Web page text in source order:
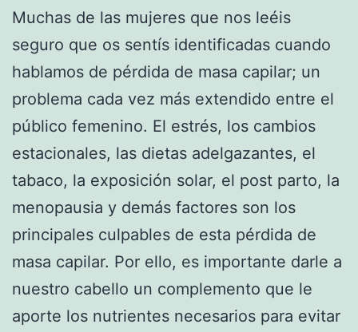
Muchas de las mujeres que nos leéis
seguro que os sentís identificadas cuando
hablamos de pérdida de masa capilar; un
problema cada vez más extendido entre el
público femenino. El estrés, los cambios
estacionales, las dietas adelgazantes, el
tabaco, la exposición solar, el post parto, la
menopausia y demás factores son los
principales culpables de esta pérdida de
masa capilar. Por ello, es importante darle a
nuestro cabello un complemento que le
aporte los nutrientes necesarios para evitar